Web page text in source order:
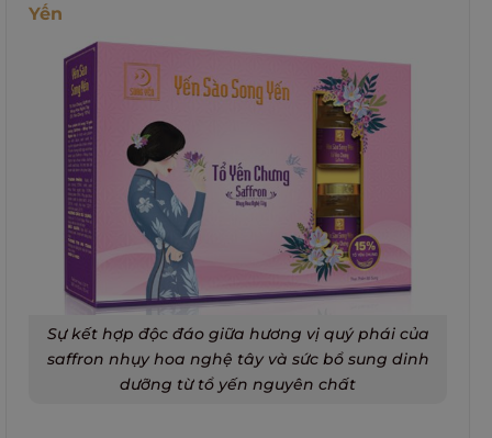
Yến
Sự kết hợp độc đáo giữa hương vị quý phái của
saffron nhụy hoa nghệ tây và sức bổ sung dinh
dưỡng từ tổ yến nguyên chất